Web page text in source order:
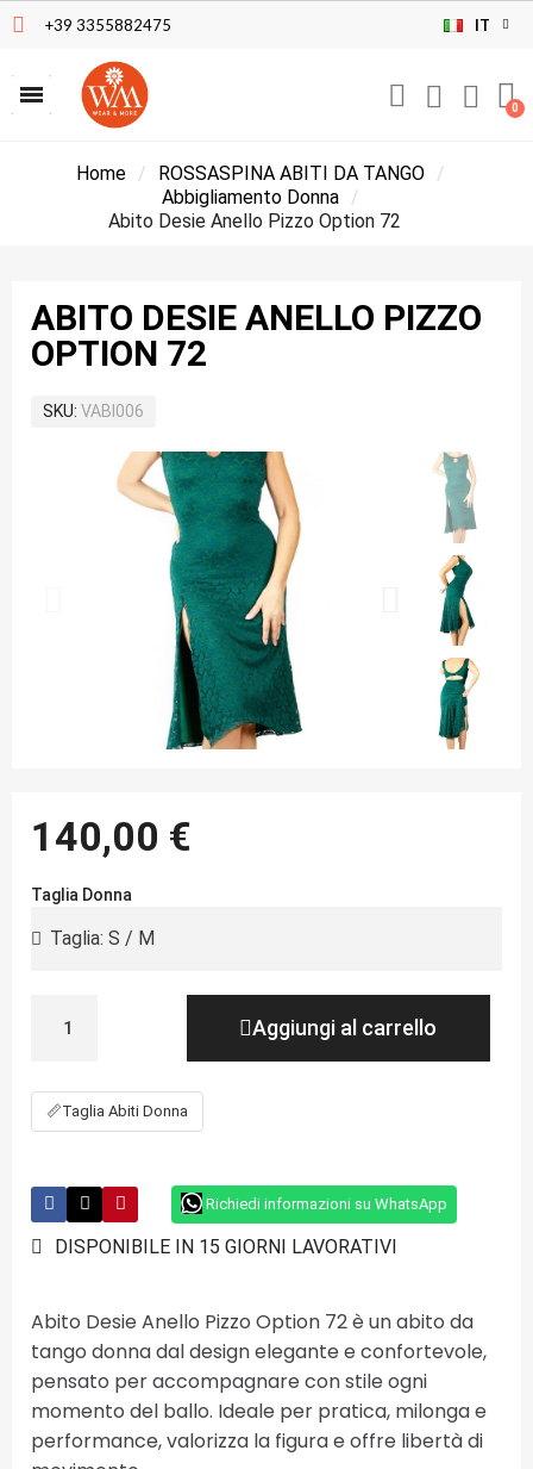
+39 3355882475 IT
Home
ROSSASPINA ABITI DA TANGO
Abbigliamento Donna
Abito Desie Anello Pizzo Option 72
ABITO DESIE ANELLO PIZZO
OPTION 72
SKU VABI006
140,00 €
Taglia Donna
Aggiungi al carrello
📏Taglia Abiti Donna
Richiedi informazioni su WhatsApp
DISPONIBILE IN 15 GIORNI LAVORATIVI
Abito Desie Anello Pizzo Option 72 è un abito da
tango donna dal design elegante e confortevole,
pensato per accompagnare con stile ogni
momento del ballo. Ideale per pratica, milonga e
performance, valorizza la figura e offre libertà di